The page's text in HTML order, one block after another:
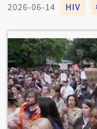
2026-06-14 HIV